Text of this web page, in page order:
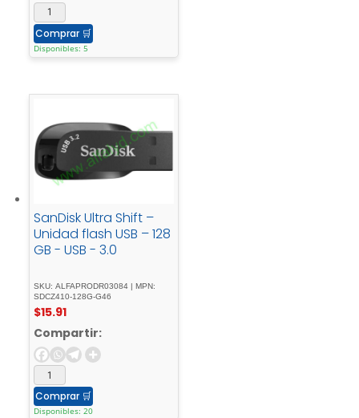
Comprar 🛒
Disponibles: 5
SanDisk Ultra Shift –
Unidad flash USB – 128
GB - USB - 3.0
SKU: ALFAPRODR03084 | MPN:
SDCZ410-128G-G46
$15.91
Compartir:
Comprar 🛒
Disponibles: 20